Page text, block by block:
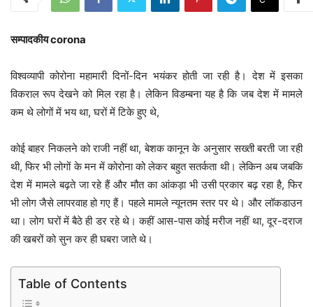
सम्पादकीय corona
विश्वव्यापी कोरोना महामारी दिनों-दिन भयंकर होती जा रही है। देश में इसका
विकराल रूप देखने को मिल रहा है। लेकिन विडम्बना यह है कि जब देश में मामले
कम थे लोगों में भय था, घरों में टिके हुए थे,
कोई बाहर निकलने को राजी नहीं था, बेशक कानून के अनुसार सख्ती बरती जा रही
थी, फिर भी लोगों के मन में कोरोना को लेकर बहुत सतर्कता थी। लेकिन अब जबकि
देश में मामले बढ़ते जा रहे हैं और मौत का आंकड़ा भी उसी प्रकार बढ़ रहा है, फिर
भी लोग जैसे लापरवाह हो गए हैं। पहले मामले न्यूनतम स्तर पर थे। और लॉकडाउन
था। लोग घरों में बैठे ही डर रहे थे। कहीं आस-पास कोई मरीज नहीं था, दूर-दराज
की खबरों को सुन कर ही घबरा जाते थे।
Table of Contents